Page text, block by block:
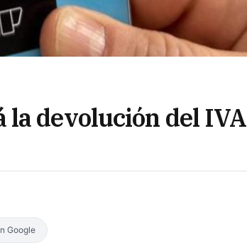
la devolución del IVA
Google